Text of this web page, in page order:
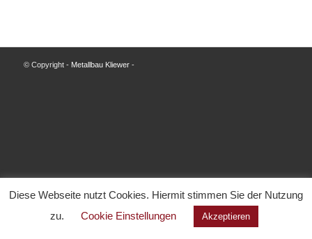
© Copyright - Metallbau Kliewer-
Diese Webseite nutzt Cookies. Hiermit stimmen Sie der Nutzung
zu.
Cookie Einstellungen Akzeptieren